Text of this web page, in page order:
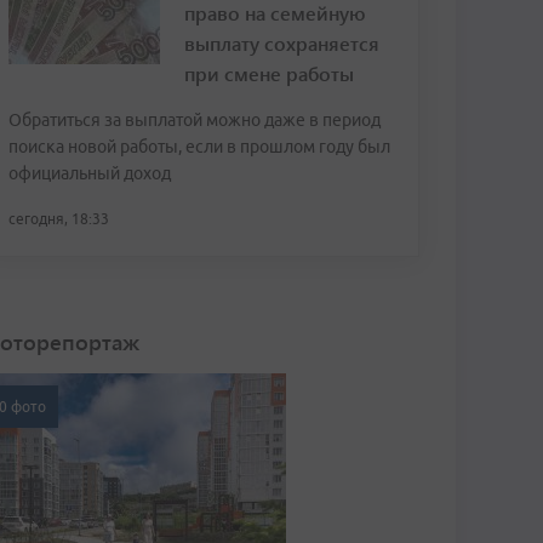
право на семейную
выплату сохраняется
при смене работы
Обратиться за выплатой можно даже в период
поиска новой работы, если в прошлом году был
официальный доход
сегодня, 18:33
фото